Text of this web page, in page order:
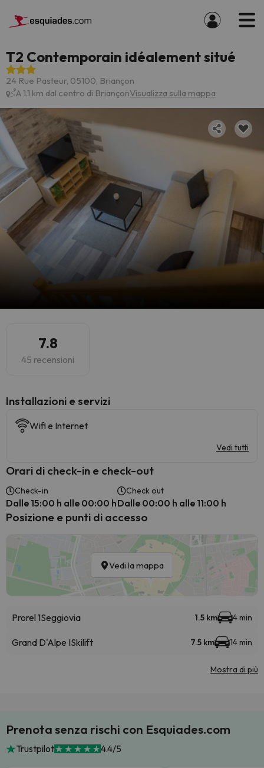
T2 Contemporain idéalement situé
24 Rue Pasteur, 05100, Briançon
A 1.1 km dal centro di BriançonVisualizza sulla mappa
7.8
45 recensioni
Installazioni e servizi
Wifi e Internet
Vedi tutti
Orari di check-in e check-out
Check-in
Dalle 15:00 h alle 00:00 h
Check out
Dalle 00:00 h alle 11:00 h
Posizione e punti di accesso
Vedi la mappa
Prorel 1Seggiovia 1.5 km 4 min
Grand D'Alpe ISkilift 7.5 km 14 min
Mostra di più
Prenota senza rischi con Esquiades.com
Trustpilot 4.4/5